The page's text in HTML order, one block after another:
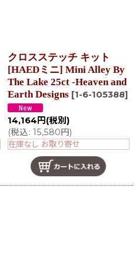
クロスステッチ キット
[HAEDミニ] Mini Alley By
The Lake 25ct -Heaven and
Earth Designs [1-6-105388]
14,164 円 (税別)
(税込: 15,580円)
在庫なし お取り寄せ